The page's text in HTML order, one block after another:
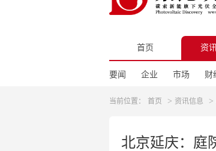
首页 资
要闻 企业 市场 财
当前位置： 首页 > 资讯信息 >
北京延庆：庭